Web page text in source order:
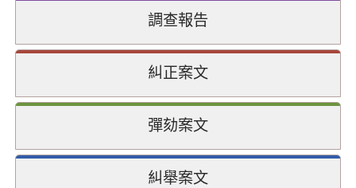
調查報告
糾正案文
彈劾案文
糾舉案文